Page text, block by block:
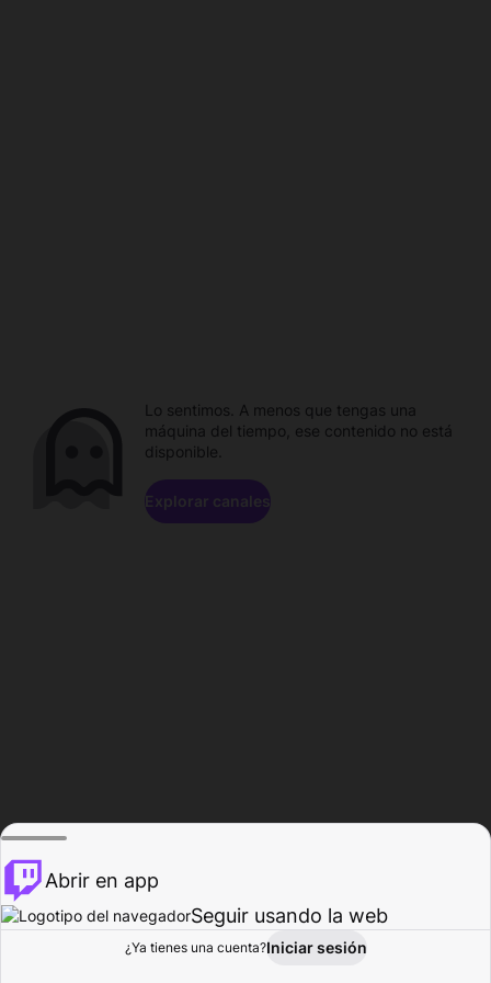
Explorar Actividad
Lo sentimos. A menos que tengas una
máquina del tiempo, ese contenido no está
disponible.
Explorar canales
Abrir en app
Seguir usando la web
¿Ya tienes una cuenta?Iniciar sesión